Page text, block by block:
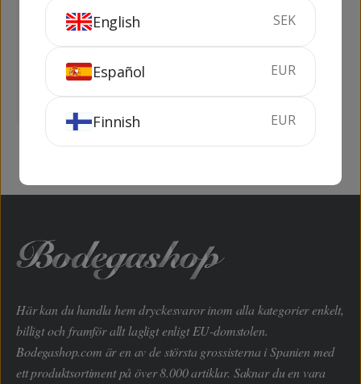
Artadi Viñas de
Gain
14.5%
Tempranillo
Här kan du handla hem dryckesvaror inom alla kategorier enkelt,
billigt och framför allt lagligt enligt EU-domstolen.
Bodegashop.com är en av de största grossisterna i Spanien med
ett produktsortiment på över 8.000 artiklar. Saknar du en vara
English SEK
Español EUR
Finnish EUR